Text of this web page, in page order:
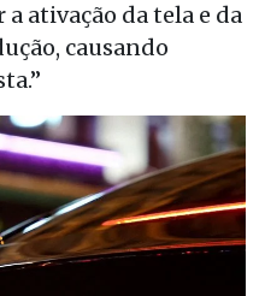
ativação da tela e da
causando